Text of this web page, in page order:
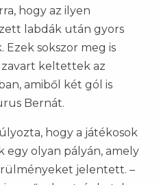
hogy az ilyen
labdák után gyors
sokszor meg is
keltettek az
amiből két gól is
Bernát.
hogy a játékosok
olyan pályán, amely
jelentett. –